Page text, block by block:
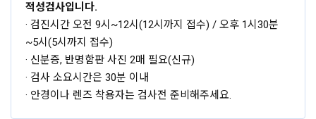
적성검사입니다.
· 검진시간 오전 9시~12시(12시까지 접수) / 오후 1시30분
~5시(5시까지 접수)
· 신분증, 반명함판 사진 2매 필요(신규)
· 검사 소요시간은 30분 이내
· 안경이나 렌즈 착용자는 검사전 준비해주세요.